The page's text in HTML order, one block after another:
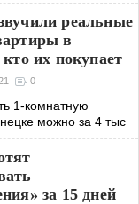
граждане Украины
Какие проблемы
реальные
в
их покупает
0
1-комнатную
можно за 4 тыс
за 15 дней